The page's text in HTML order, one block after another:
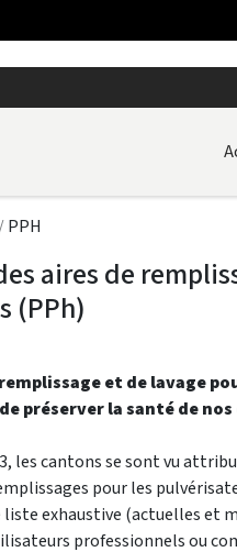
PPH
aires de
(PPh)
et de lavage
préserver la santé de nos
les cantons se sont vu
pour les
liste exhaustive (actuelles et
professionnels ou